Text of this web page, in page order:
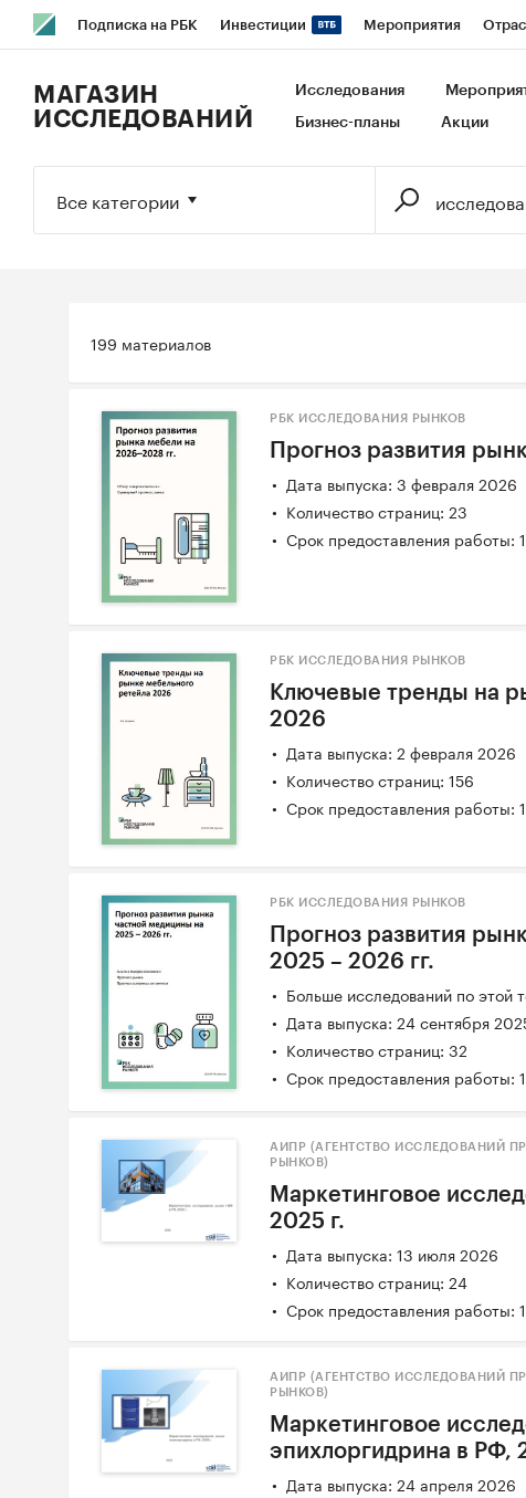
Подписка на РБК Инвестиции Мероприятия
Исследования Кредитные рейтинги Франшизы Газета
МАГАЗИН
ИССЛЕДОВАНИЙ
Исследования
Бизнес-планы Акции
Все категории
199 материалов
РБК ИССЛЕДОВАНИЯ РЫНКОВ
Прогноз развития
Дата выпуска: 3 февраля 2026
Количество страниц: 23
Срок предоставления работы:
РБК ИССЛЕДОВАНИЯ РЫНКОВ
Ключевые тренды на
2026
Дата выпуска: 2 февраля 2026
Количество страниц: 156
Срок предоставления работы:
РБК ИССЛЕДОВАНИЯ РЫНКОВ
Прогноз развития
2025 – 2026 гг.
Больше исследований по этой
Дата выпуска: 24 сентября
Количество страниц: 32
Срок предоставления работы:
АИПР (АГЕНТСТВО ИССЛЕДОВАНИЙ
РЫНКОВ)
Маркетинговое
2025 г.
Дата выпуска: 13 июля 2026
Количество страниц: 24
Срок предоставления работы:
АИПР (АГЕНТСТВО ИССЛЕДОВАНИЙ
РЫНКОВ)
Маркетинговое
эпихлоргидрина в РФ,
Дата выпуска: 24 апреля 2026